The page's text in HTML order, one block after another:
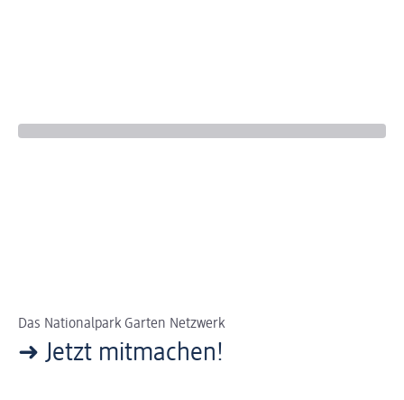
Das Nationalpark Garten Netzwerk
➜ Jetzt mitmachen!